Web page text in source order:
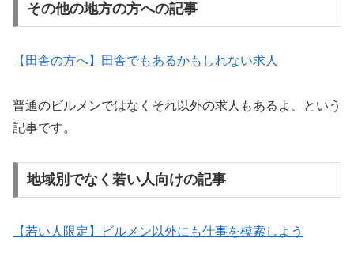
その他の地方の方への記事
【田舎の方へ】田舎でもあるかもしれない求人
普通のビルメンではなくそれ以外の求人もあるよ、という
記事です。
地域別でなく若い人向けの記事
【若い人限定】ビルメン以外にも仕事を模索しよう